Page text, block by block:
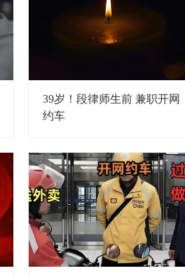
39岁！段律师生前 兼职开网
约车